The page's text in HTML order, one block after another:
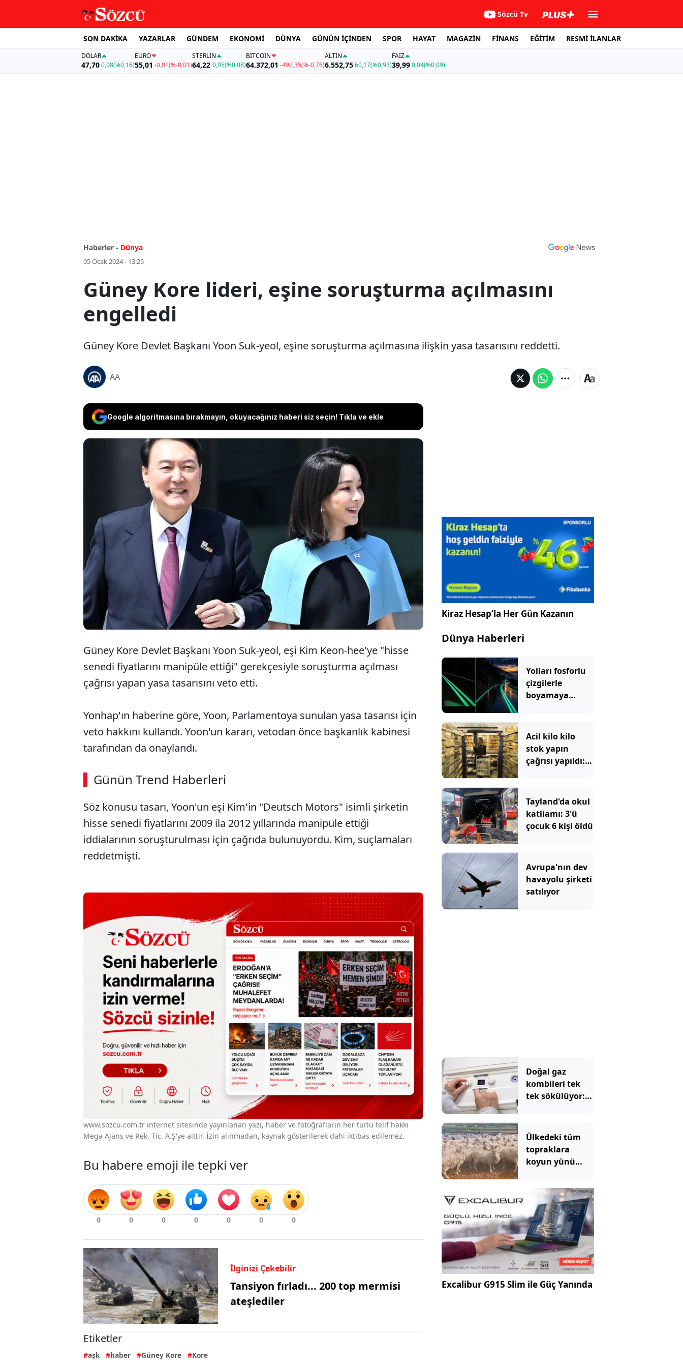
Sözcü Tv
SON DAKİKA YAZARLAR GÜNDEM EKONOMİ DÜNYA GÜNÜN İÇİNDEN SPOR HAYAT MAGAZİN FİNANS EĞİTİM RESMİ İLANLAR
DOLAR
47,700,08(%0,16)
EURO
55,01 -0,01(%-0,01)
STERLIN
64,22 0,05(%0,08)
BITCOIN
64.372,01 -492,35(%-0,76)
ALTIN
6.552,7560,17(%0,93)
FAİZ
39,990,04(%0,09)
Haberler - Dünya
05 Ocak 2024 - 13:25
Güney Kore lideri, eşine soruşturma açılmasını
engelledi
Güney Kore Devlet Başkanı Yoon Suk-yeol, eşine soruşturma açılmasına ilişkin yasa tasarısını reddetti.
AA
Google algoritmasına bırakmayın, okuyacağınız haberi siz seçin! Tıkla ve ekle
Güney Kore Devlet Başkanı Yoon Suk-yeol,
eşine soruşturma açılmasına ilişkin yasa
tasarısını reddetti.
Güney Kore Devlet Başkanı Yoon Suk-yeol, eşi Kim Keon-hee'ye "hisse
senedi fiyatlarını manipüle ettiği" gerekçesiyle soruşturma açılması
çağrısı yapan yasa tasarısını veto etti.
Yonhap'ın haberine göre, Yoon, Parlamentoya sunulan yasa tasarısı için
veto hakkını kullandı. Yoon'un kararı, vetodan önce başkanlık kabinesi
tarafından da onaylandı.
Günün Trend Haberleri
Söz konusu tasarı, Yoon'un eşi Kim'in "Deutsch Motors" isimli şirketin
hisse senedi fiyatlarını 2009 ila 2012 yıllarında manipüle ettiği
iddialarının soruşturulması için çağrıda bulunuyordu. Kim, suçlamaları
reddetmişti.
www.sozcu.com.tr internet sitesinde yayınlanan yazı, haber ve fotoğrafların her türlü telif hakkı
Mega Ajans ve Rek. Tic. A.Ş'ye aittir. İzin alınmadan, kaynak gösterilerek dahi iktibas edilemez.
Bu habere emoji ile tepki ver
İlginizi Çekebilir
Tansiyon fırladı... 200 top mermisi
ateşlediler
Etiketler
aşk haber Güney Kore Kore
Kiraz Hesap’la Her Gün Kazanın
Dünya Haberleri
Yolları fosforlu
çizgilerle
boyamaya
Acil kilo kilo
stok yapın
çağrısı yapıldı:
Tayland'da okul
katliamı: 3'ü
çocuk 6 kişi öldü
Avrupa'nın dev
havayolu şirketi
satılıyor
Doğal gaz
kombileri tek
tek sökülüyor:
Ülkedeki tüm
topraklara
koyun yünü
başladılar
Excalibur G915 Slim ile Güç Yanında